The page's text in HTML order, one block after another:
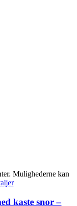
Mulighederne kan
kaste snor –